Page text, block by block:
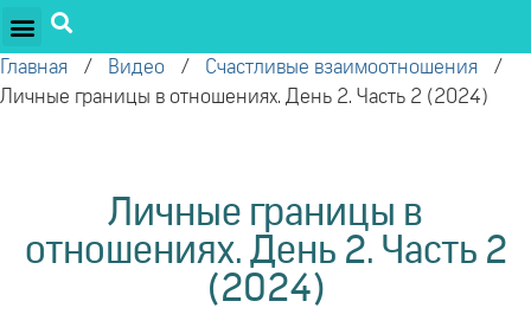
Главная / Видео / Счастливые взаимоотношения /
Личные границы в отношениях. День 2. Часть 2 (2024)
Личные границы в
отношениях. День 2. Часть 2
(2024)